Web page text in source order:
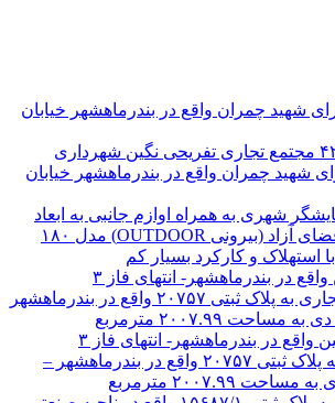
شهید چمران واقع در بندرماهشهر خیابان
شهید چمران واقع در بندرماهشهر خیابان
شهری به همراه اوازم جانبی به ابعاد
۴۸۰*۱۹۲ مخصوص فضای آزاد (بیرونی OUTDOOR) مدل ۱۸۰
فروش قطعه زمین تجاری به پلاک ثبتی ۲۰۷۵۷ واقع در بندرماهشهر
در بندرماهشهر- انتهای فاز ۳
فروش زمین تجاری به پلاک ثبتی ۲۰۷۵۷ واقع در بندرماهشهر –